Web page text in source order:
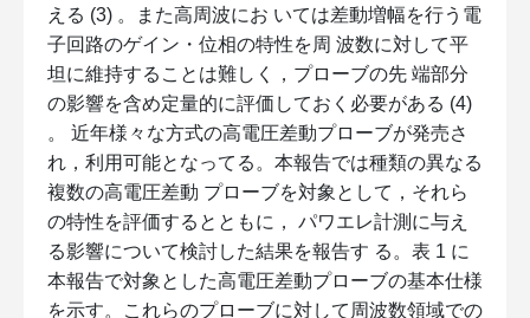
える (3) 。また高周波にお いては差動増幅を行う電
子回路のゲイン・位相の特性を周 波数に対して平
坦に維持することは難しく，プローブの先 端部分
の影響を含め定量的に評価しておく必要がある (4)
。 近年様々な方式の高電圧差動プローブが発売さ
れ，利用可能となってる。本報告では種類の異なる
複数の高電圧差動 プローブを対象として，それら
の特性を評価するとともに， パワエレ計測に与え
る影響について検討した結果を報告す る。表 1 に
本報告で対象とした高電圧差動プローブの基本仕様
を示す。これらのプローブに対して周波数領域での